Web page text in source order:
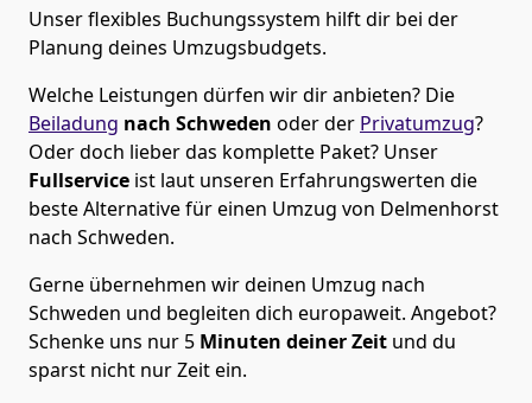
Unser flexibles Buchungssystem hilft dir bei der
Planung deines Umzugsbudgets.
Welche Leistungen dürfen wir dir anbieten? Die
Beiladung nach Schweden oder der Privatumzug?
Oder doch lieber das komplette Paket? Unser
Fullservice ist laut unseren Erfahrungswerten die
beste Alternative für einen Umzug von Delmenhorst
nach Schweden.
Gerne übernehmen wir deinen Umzug nach
Schweden und begleiten dich europaweit. Angebot?
Schenke uns nur 5 Minuten deiner Zeit und du
sparst nicht nur Zeit ein.